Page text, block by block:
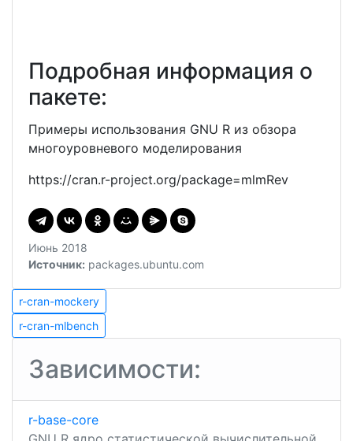
Подробная информация о
пакете:
Примеры использования GNU R из обзора
многоуровневого моделирования
https://cran.r-project.org/package=mlmRev
Июнь 2018
Источник: packages.ubuntu.com
Навигация
по
записям
r-
cran-
mockery
r-cran-mockery
r-
cran-
mlbench
r-cran-mlbench
Зависимости:
r-base-core